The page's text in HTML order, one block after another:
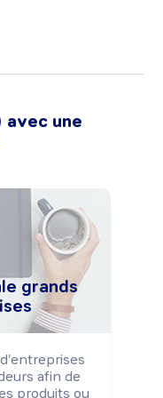
une
grands
afin de
produits ou